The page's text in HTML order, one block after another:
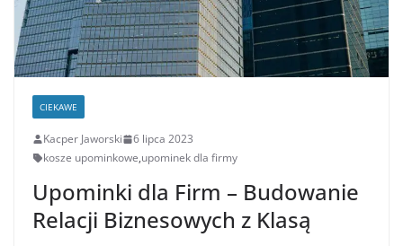
CIEKAWE
Kacper Jaworski
6 lipca 2023
kosze upominkowe,upominek dla firmy
Upominki dla Firm – Budowanie
Relacji Biznesowych z Klasą